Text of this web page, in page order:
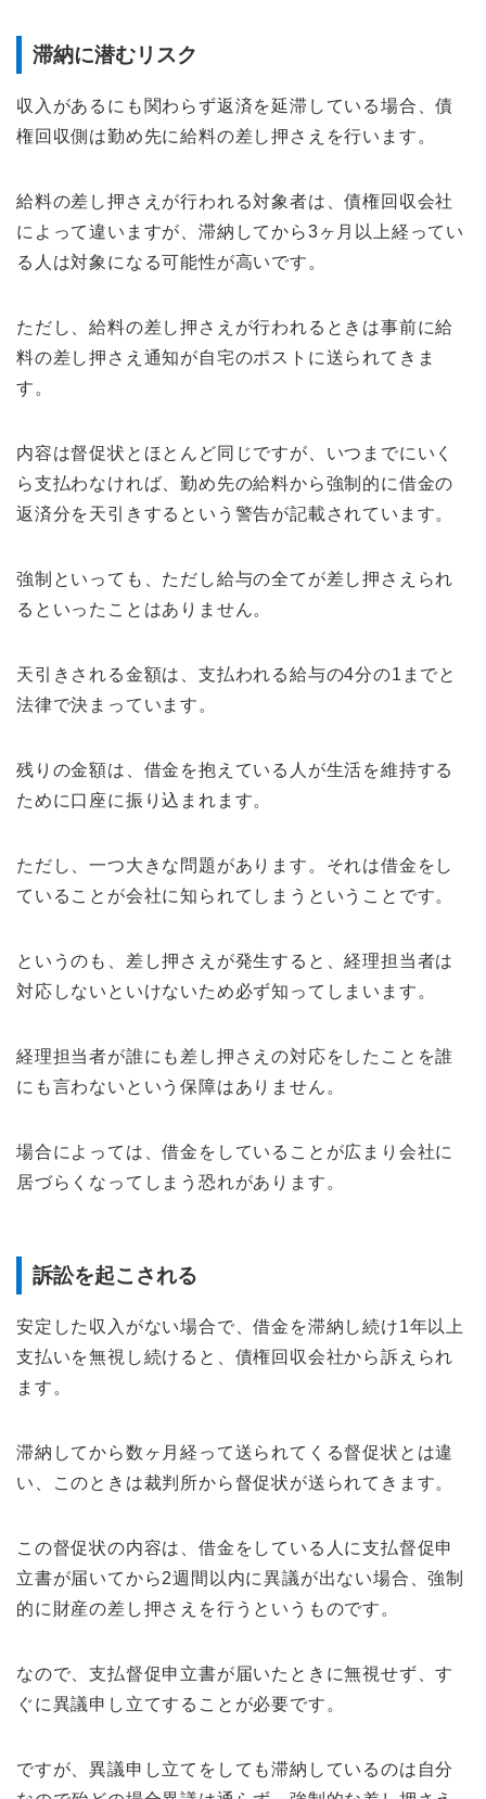
滞納に潜むリスク
収入があるにも関わらず返済を延滞している場合、債
権回収側は勤め先に給料の差し押さえを行います。
給料の差し押さえが行われる対象者は、債権回収会社
によって違いますが、滞納してから3ヶ月以上経ってい
る人は対象になる可能性が高いです。
ただし、給料の差し押さえが行われるときは事前に給
料の差し押さえ通知が自宅のポストに送られてきま
す。
内容は督促状とほとんど同じですが、いつまでにいく
ら支払わなければ、勤め先の給料から強制的に借金の
返済分を天引きするという警告が記載されています。
強制といっても、ただし給与の全てが差し押さえられ
るといったことはありません。
天引きされる金額は、支払われる給与の4分の1までと
法律で決まっています。
残りの金額は、借金を抱えている人が生活を維持する
ために口座に振り込まれます。
ただし、一つ大きな問題があります。それは借金をし
ていることが会社に知られてしまうということです。
というのも、差し押さえが発生すると、経理担当者は
対応しないといけないため必ず知ってしまいます。
経理担当者が誰にも差し押さえの対応をしたことを誰
にも言わないという保障はありません。
場合によっては、借金をしていることが広まり会社に
居づらくなってしまう恐れがあります。
訴訟を起こされる
安定した収入がない場合で、借金を滞納し続け1年以上
支払いを無視し続けると、債権回収会社から訴えられ
ます。
滞納してから数ヶ月経って送られてくる督促状とは違
い、このときは裁判所から督促状が送られてきます。
この督促状の内容は、借金をしている人に支払督促申
立書が届いてから2週間以内に異議が出ない場合、強制
的に財産の差し押さえを行うというものです。
なので、支払督促申立書が届いたときに無視せず、す
ぐに異議申し立てすることが必要です。
ですが、異議申し立てをしても滞納しているのは自分